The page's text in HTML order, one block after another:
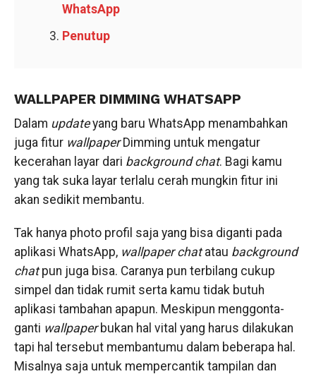
WhatsApp
Penutup
WALLPAPER DIMMING WHATSAPP
Dalam updateyang baru WhatsApp menambahkan
juga fitur wallpaperDimming untuk mengatur
kecerahan layar dari background chat. Bagi kamu
yang tak suka layar terlalu cerah mungkin fitur ini
akan sedikit membantu.
Tak hanya photo profil saja yang bisa diganti pada
aplikasi WhatsApp, wallpaper chatatau background
chatpun juga bisa. Caranya pun terbilang cukup
simpel dan tidak rumit serta kamu tidak butuh
aplikasi tambahan apapun. Meskipun menggonta-
ganti wallpaperbukan hal vital yang harus dilakukan
tapi hal tersebut membantumu dalam beberapa hal.
Misalnya saja untuk mempercantik tampilan dan